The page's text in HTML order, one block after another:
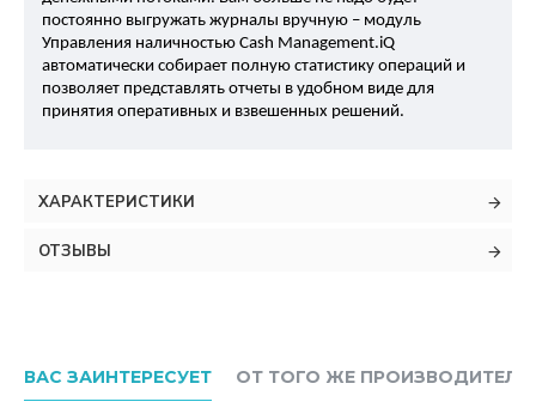
постоянно выгружать журналы вручную – модуль
Управления наличностью Cash Management.iQ
автоматически собирает полную статистику операций и
позволяет представлять отчеты в удобном виде для
принятия оперативных и взвешенных решений.
ХАРАКТЕРИСТИКИ
ОТЗЫВЫ
ВАС ЗАИНТЕРЕСУЕТ ОТ ТОГО ЖЕ ПРОИЗВОДИТЕЛЯ